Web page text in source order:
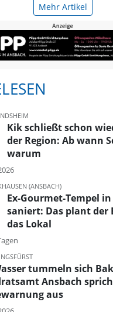
Mehr Artikel
Kik schließt schon
der Region: Ab wann
warum
(ANSBACH)
Ex-Gourmet-Tempel
saniert: Das plant der
das Lokal
tummeln sich
Ansbach
aus